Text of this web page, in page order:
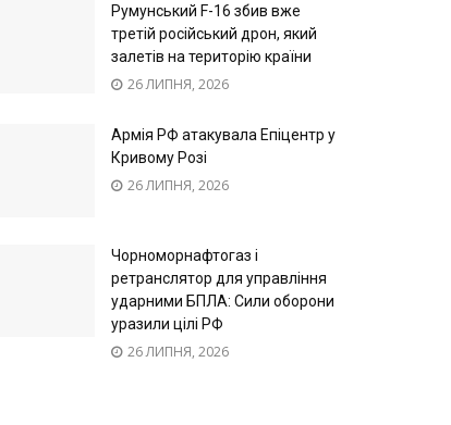
Румунський F-16 збив вже
третій російський дрон, який
залетів на територію країни
26 ЛИПНЯ, 2026
Армія РФ атакувала Епіцентр у
Кривому Розі
26 ЛИПНЯ, 2026
Чорноморнафтогаз і
ретранслятор для управління
ударними БПЛА: Сили оборони
уразили цілі РФ
26 ЛИПНЯ, 2026